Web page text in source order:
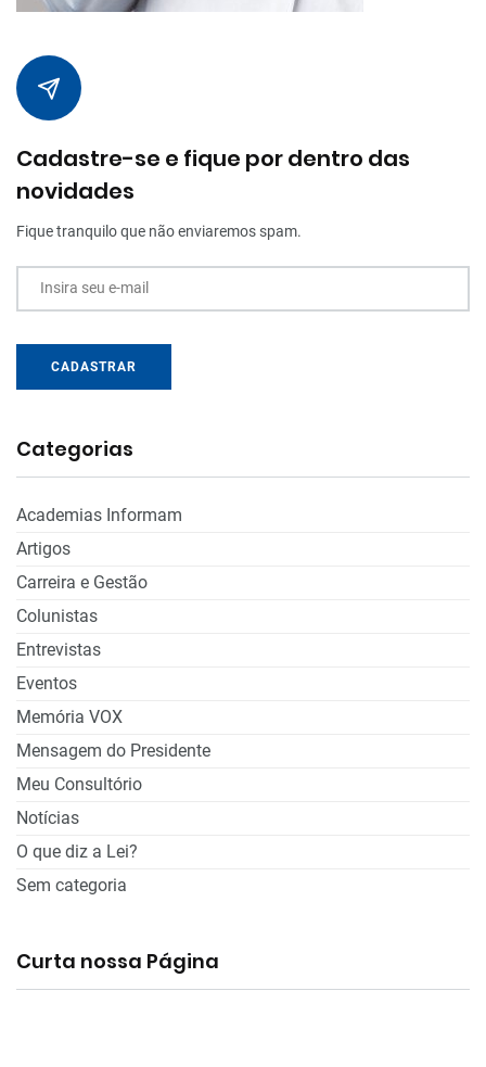
Cadastre-se e fique por dentro das
novidades
Fique tranquilo que não enviaremos spam.
Insira seu e-mail
CADASTRAR
Categorias
Academias Informam
Artigos
Carreira e Gestão
Colunistas
Entrevistas
Eventos
Memória VOX
Mensagem do Presidente
Meu Consultório
Notícias
O que diz a Lei?
Sem categoria
Curta nossa Página